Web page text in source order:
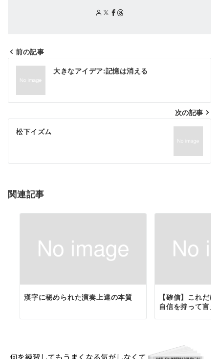
投
ナ
ビ
ゲ
シ
ン
前の記事
大きなアイデア:記憶は消える
次の記事
松下イズム
関連記事
漢字に秘められた演奏上達の本質
【確信】これだ
自信を持って言え